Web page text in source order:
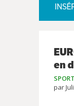
en
SPORT
par